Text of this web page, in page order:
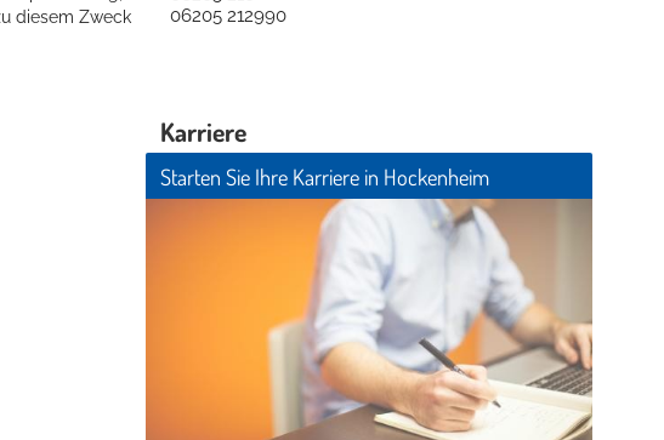
diesem Zweck
06205 212990
Karriere
Starten Sie Ihre Karriere in Hockenheim